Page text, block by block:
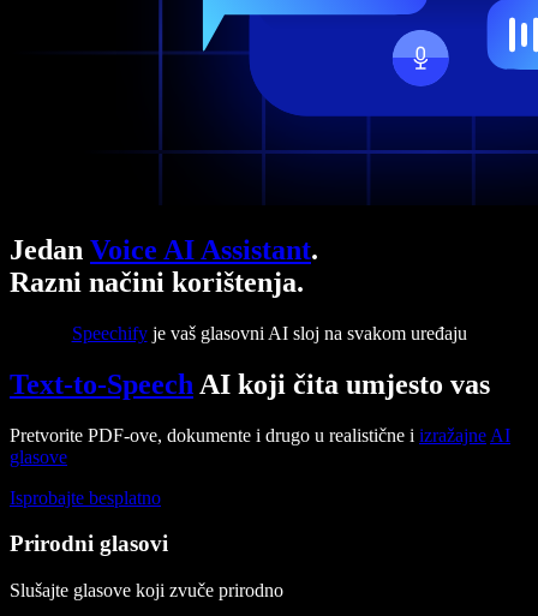
Jedan Voice AI Assistant.
Razni načini korištenja.
Speechifyje vaš glasovni AI sloj na svakom uređaju
Text-to-Speech AI koji čita umjesto vas
Pretvorite PDF-ove, dokumente i drugo u realistične i izražajne AI
glasove
Isprobajte besplatno
Prirodni glasovi
Slušajte glasove koji zvuče prirodno